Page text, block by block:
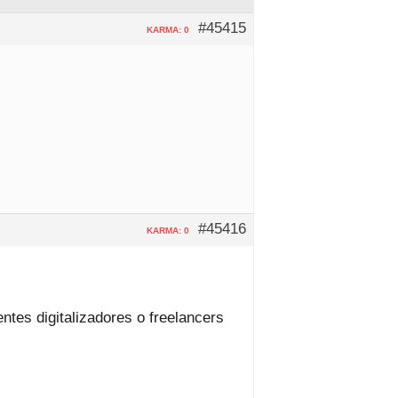
#45415
KARMA: 0
#45416
KARMA: 0
digitalizadores o freelancers